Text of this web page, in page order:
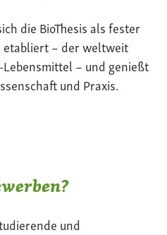
die BioThesis als fester
etabliert – der weltweit
– und genießt
und Praxis.
und